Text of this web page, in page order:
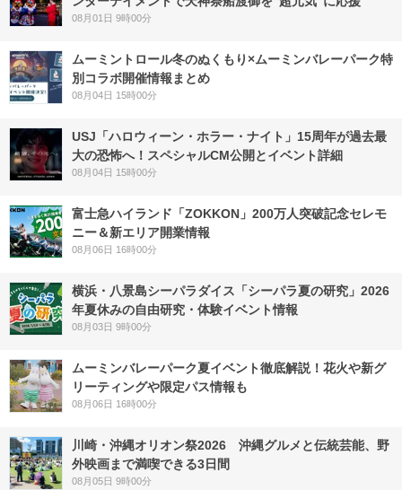
08月01日 9時00分
ムーミントロール冬のぬくもり×ムーミンバレーパーク特
別コラボ開催情報まとめ
08月04日 15時00分
USJ「ハロウィーン・ホラー・ナイト」15周年が過去最
大の恐怖へ！スペシャルCM公開とイベント詳細
08月04日 15時00分
富士急ハイランド「ZOKKON」200万人突破記念セレモ
ニー＆新エリア開業情報
08月06日 16時00分
横浜・八景島シーパラダイス「シーパラ夏の研究」2026
年夏休みの自由研究・体験イベント情報
08月03日 9時00分
ムーミンバレーパーク夏イベント徹底解説！花火や新グ
リーティングや限定パス情報も
08月06日 16時00分
川崎・沖縄オリオン祭2026 沖縄グルメと伝統芸能、野
外映画まで満喫できる3日間
08月05日 9時00分